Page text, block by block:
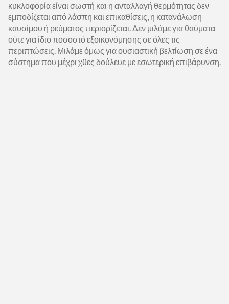
κυκλοφορία είναι σωστή και η ανταλλαγή θερμότητας δεν
εμποδίζεται από λάσπη και επικαθίσεις, η κατανάλωση
καυσίμου ή ρεύματος περιορίζεται. Δεν μιλάμε για θαύματα
ούτε για ίδιο ποσοστό εξοικονόμησης σε όλες τις
περιπτώσεις. Μιλάμε όμως για ουσιαστική βελτίωση σε ένα
σύστημα που μέχρι χθες δούλευε με εσωτερική επιβάρυνση.